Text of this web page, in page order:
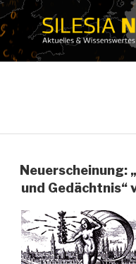
Zum
Inhalt
springen
Neuerscheinung:
und Gedächtnis“